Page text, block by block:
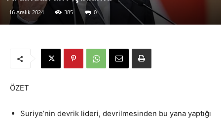
16 Aralık 2024 385 0
ÖZET
Suriye’nin devrik lideri, devrilmesinden bu yana yaptığı